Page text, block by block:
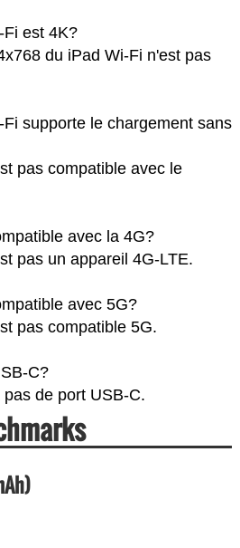
Fi est 4K?
du iPad Wi-Fi n'est pas
supporte le chargement sans
pas compatible avec le
avec la 4G?
pas un appareil 4G-LTE.
avec 5G?
pas compatible 5G.
C?
de port USB-C.